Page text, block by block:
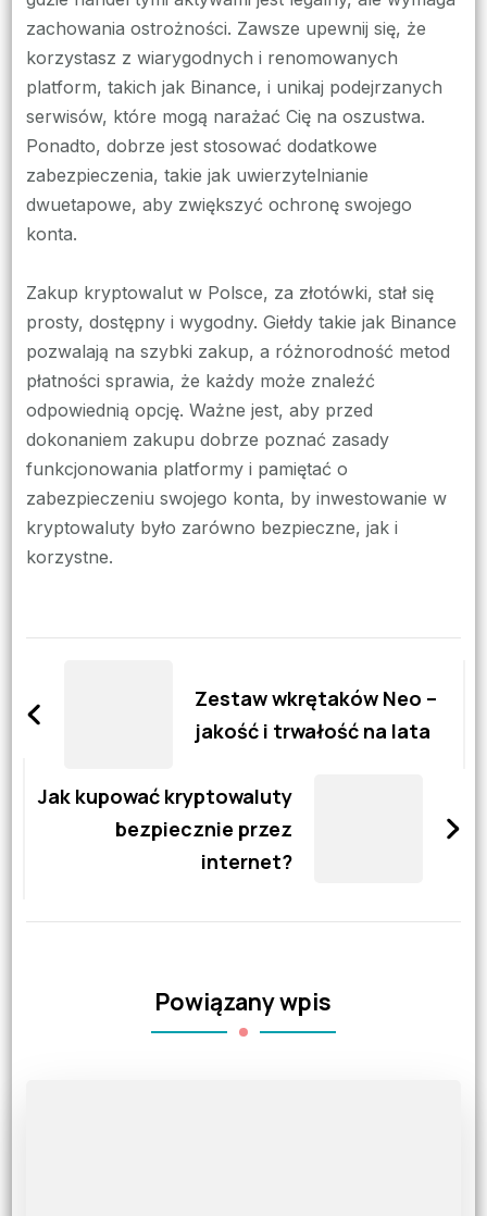
zachowania ostrożności. Zawsze upewnij się, że
korzystasz z wiarygodnych i renomowanych
platform, takich jak Binance, i unikaj podejrzanych
serwisów, które mogą narażać Cię na oszustwa.
Ponadto, dobrze jest stosować dodatkowe
zabezpieczenia, takie jak uwierzytelnianie
dwuetapowe, aby zwiększyć ochronę swojego
konta.
Zakup kryptowalut w Polsce, za złotówki, stał się
prosty, dostępny i wygodny. Giełdy takie jak Binance
pozwalają na szybki zakup, a różnorodność metod
płatności sprawia, że każdy może znaleźć
odpowiednią opcję. Ważne jest, aby przed
dokonaniem zakupu dobrze poznać zasady
funkcjonowania platformy i pamiętać o
zabezpieczeniu swojego konta, by inwestowanie w
kryptowaluty było zarówno bezpieczne, jak i
korzystne.
wpisy
Zestaw wkrętaków Neo –
jakość i trwałość na lata
Jak kupować kryptowaluty
bezpiecznie przez
internet?
Powiązany wpis